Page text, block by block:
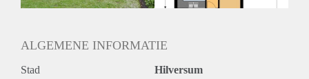
Oplevering
ALGEMENE INFORMATIE
Stad Hilversum